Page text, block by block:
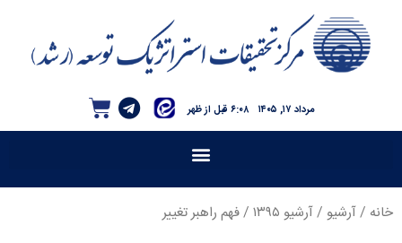
۶:۰۸ قبل از ظهر مرداد ۱۷, ۱۴۰۵
خانه /آرشیو /آرشیو ۱۳۹۵ / فهم راهبر تغییر